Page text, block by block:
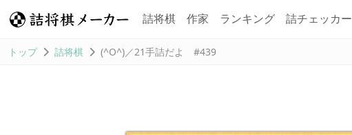
詰将棋 作家 ランキング 詰チェッカー
トップ 詰将棋 (^O^)／21手詰だよ #439